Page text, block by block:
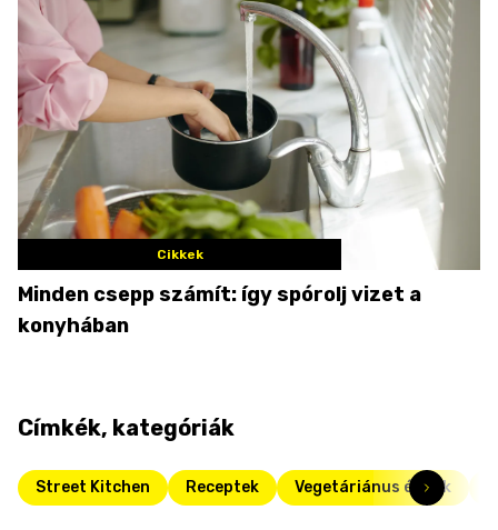
Cikkek
Minden csepp számít: így spórolj vizet a
konyhában
Címkék, kategóriák
Street Kitchen Receptek Vegetáriánus ételek